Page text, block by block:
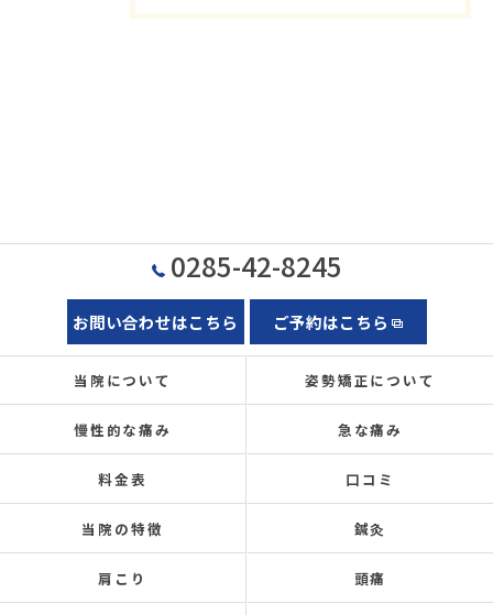
0285-42-8245
お問い合わせはこちら ご予約はこちら
当院について 姿勢矯正について
慢性的な痛み 急な痛み
料金表 口コミ
当院の特徴 鍼灸
肩こり 頭痛